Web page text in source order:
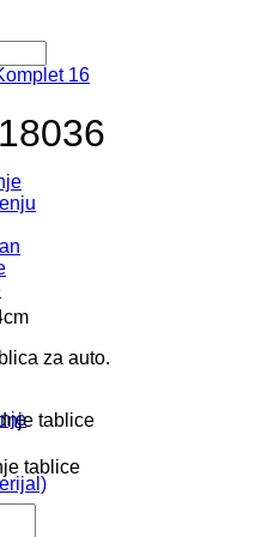
16
za auto.
tablice
tablice